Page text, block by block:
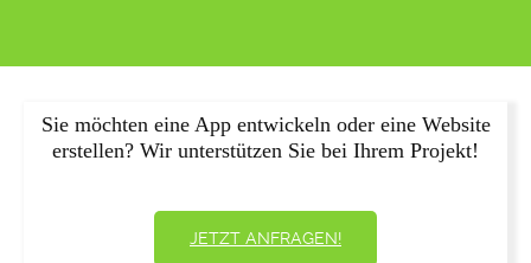
Sie möchten eine App entwickeln oder eine Website
erstellen? Wir unterstützen Sie bei Ihrem Projekt!
JETZT ANFRAGEN!